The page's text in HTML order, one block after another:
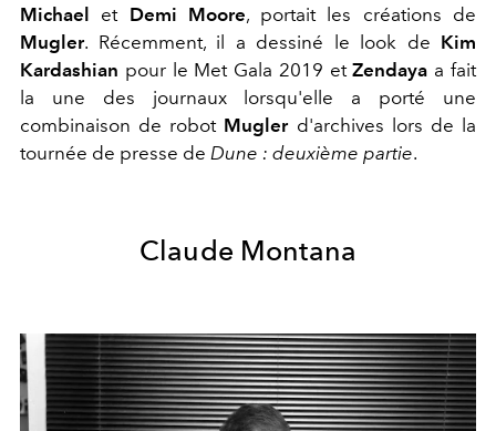
Michael
et Demi Moore, portait les créations de
Mugler. Récemment, il a dessiné le look de Kim
Kardashian pour le Met Gala 2019 etZendaya a fait
la une des journaux lorsqu'elle a porté une
combinaison de robot Muglerd'archives lors de la
tournée de presse de Dune : deuxième partie.
Claude Montana